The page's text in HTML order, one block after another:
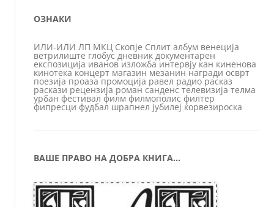
ОЗНАКИ
ИЛИ-ИЛИ ЛП МКЦ Скопје Сплит албум венеција
ветрилиште глобус дневник документарен
експозиција иванов изложба интервју кан киненова
кинотека концерт магазин мезанин награди осврт
поезија проаза промоција равел радио расказ
раскази рецензија роман санденс телевизија телма
урбан фестивал филм филмополис филтер
фипресци фудбал шрапнел јубилеј ќорвезироска
ВАШЕ ПРАВО НА ДОБРА КНИГА…